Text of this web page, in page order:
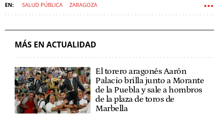
SALUD PÚBLICA ZARAGOZA
MÁS EN ACTUALIDAD
El torero aragonés Aarón
Palacio brilla junto a Morante
de la Puebla y sale a hombros
de la plaza de toros de
Marbella